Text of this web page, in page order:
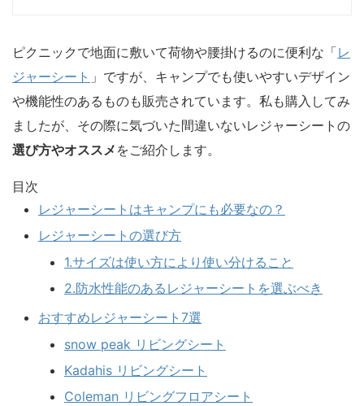
ピクニックで地面に敷いて荷物や腰掛けるのに便利な「レ
ジャーシート 」ですが、 キャンプでも使いやすいデザイン
や機能性のあるものも販売されています。私も購入してみ
ましたが、その際に気づいた間違いないレジャーシートの
選び方やオススメ をご紹介します。
目次
レジャーシートはキャンプにも必要なの？
レジャーシートの選び方
1.サイズは使い方により使い分けること
2.防水性能のあるレジャーシートを選ぶべき
おすすめレジャーシート7選
snow peak リビングシート
Kadahis リビングシート
Coleman リビングフロアシート